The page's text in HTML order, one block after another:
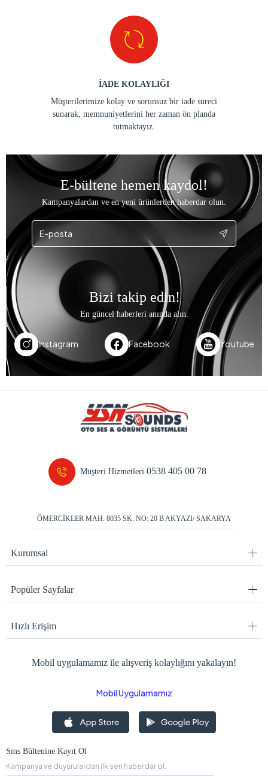
İADE KOLAYLIĞI
Müşterilerimize kolay ve sorunsuz bir iade süreci
sunarak, memnuniyetlerini her zaman ön planda
tutmaktayız.
E-bültene hemen kaydol!
Kampanyalardan ve en yeni ürünlerden haberdar olun.
Bizi takip edin!
En güncel haberleri anında alın.
Instagram Facebook Youtube
Müşteri Hizmetleri0538 405 00 78
ÖMERCİKLER MAH. 8035 SK. NO: 20 B AKYAZI/ SAKARYA
Kurumsal
Popüler Sayfalar
Hızlı Erişim
Mobil uygulamamız ile alışveriş kolaylığını yakalayın!
Mobil Uygulamamız
Sms Bültenine Kayıt Ol
Kampanya ve duyurulardan ilk sen haberdar ol.